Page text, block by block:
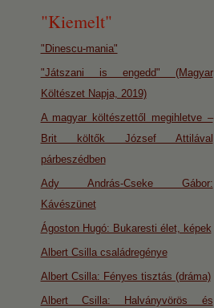
"Kiemelt"
"Dinescu-mania"
"Játszani is engedd" (Magyar
Költészet Napja, 2019)
A magyar költészettől megihletve –
Brit költők József Attilával
párbeszédben
Ady András-Cseke Gábor:
Kávészünet
Ágoston Hugó: Bukaresti élet, képek
Albert Csilla családregénye
Albert Csilla: Fényes tisztás (dráma)
Albert Csilla: Halványvörös és